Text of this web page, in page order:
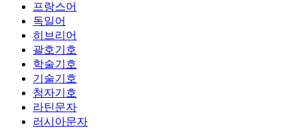
프랑스어
독일어
히브리어
괄호기호
학술기호
기술기호
첨자기호
라틴문자
러시아문자